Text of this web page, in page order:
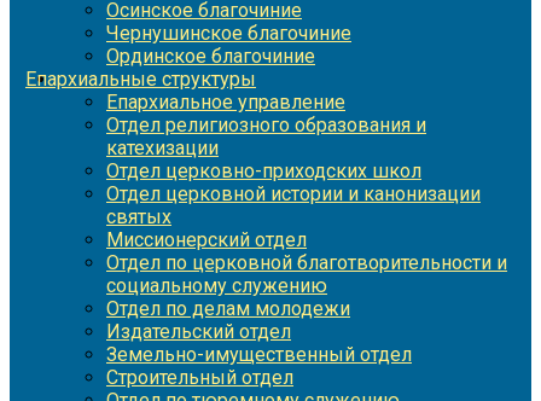
Осинское благочиние
Чернушинское благочиние
Ординское благочиние
Епархиальные структуры
Епархиальное управление
Отдел религиозного образования и
катехизации
Отдел церковно-приходских школ
Отдел церковной истории и канонизации
святых
Миссионерский отдел
Отдел по церковной благотворительности и
социальному служению
Отдел по делам молодежи
Издательский отдел
Земельно-имущественный отдел
Строительный отдел